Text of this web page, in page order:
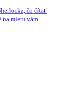
čo čítať
mieru vám